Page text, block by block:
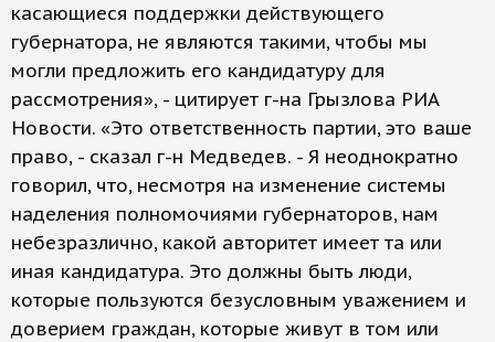
касающиеся поддержки действующего
губернатора, не являются такими, чтобы мы
могли предложить его кандидатуру для
рассмотрения», - цитирует г-на Грызлова РИА
Новости. «Это ответственность партии, это ваше
право, - сказал г-н Медведев. - Я неоднократно
говорил, что, несмотря на изменение системы
наделения полномочиями губернаторов, нам
небезразлично, какой авторитет имеет та или
иная кандидатура. Это должны быть люди,
которые пользуются безусловным уважением и
доверием граждан, которые живут в том или